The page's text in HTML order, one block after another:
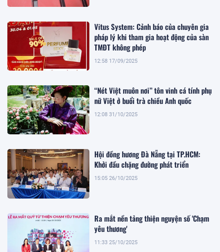
Vitus System: Cảnh báo của chuyên gia
pháp lý khi tham gia hoạt động của sàn
TMĐT không phép
12:58 17/09/2025
“Nét Việt muôn nơi” tôn vinh cá tính phụ
nữ Việt ở buổi trà chiều Anh quốc
12:08 31/10/2025
Hội đồng hương Đà Nẵng tại TP.HCM:
Khởi đầu chặng đường phát triển
15:05 26/10/2025
Ra mắt nền tảng thiện nguyện số 'Chạm
yêu thương'
11:33 25/10/2025